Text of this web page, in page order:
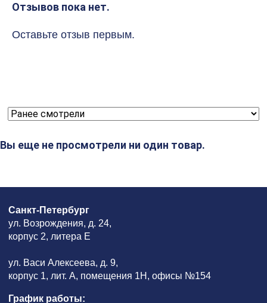
Отзывов пока нет.
Оставьте отзыв первым.
Вы еще не просмотрели ни один товар.
Санкт-Петербург
ул. Возрождения, д. 24,
корпус 2, литера Е
ул. Васи Алексеева, д. 9,
корпус 1, лит. А, помещения 1H, офисы №154
График работы: